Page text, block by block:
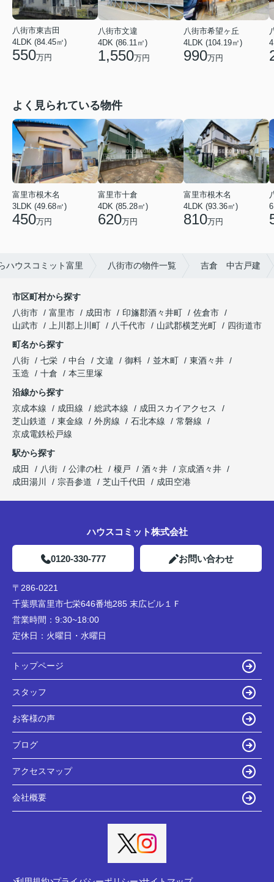
八街市東吉田
4LDK (84.45㎡)
550万円
八街市文違
4DK (86.11㎡)
1,550万円
八街市希望ヶ丘
4LDK (104.19㎡)
990万円
よく見られている物件
富里市根木名
3LDK (49.68㎡)
450万円
富里市十倉
4DK (85.28㎡)
620万円
富里市根木名
4LDK (93.36㎡)
810万円
ハウスコミット富里 八街市の物件一覧 吉倉 中古戸建
市区町村から探す
八街市
富里市 成田市 印旛郡酒々井町
佐倉市
山武市
上川郡上川町 八千代市 山武郡横芝光町
四街道市
町名から探す
八街
七栄 中台 文違 御料 並木町
東酒々井
玉造
十倉
本三里塚
沿線から探す
京成本線
成田線 総武本線
成田スカイアクセス
芝山鉄道
東金線 外房線 石北本線
常磐線
京成電鉄松戸線
駅から探す
成田
八街 公津の杜 榎戸 酒々井
京成酒々井
成田湯川
宗吾参道 芝山千代田 成田空港
ハウスコミット株式会社
0120-330-777 お問い合わせ
〒286-0221
千葉県富里市七栄646番地285 末広ビル１Ｆ
営業時間： 9:30~18:00
定休日： 火曜日・水曜日
トップページ
スタッフ
お客様の声
ブログ
アクセスマップ
会社概要